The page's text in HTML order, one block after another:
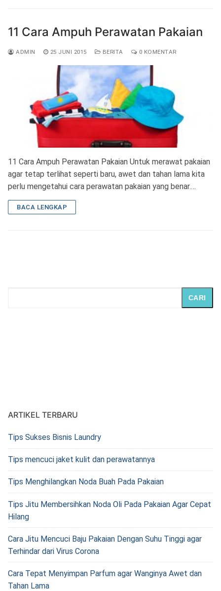
11 Cara Ampuh Perawatan Pakaian
ADMIN 25 JUNI 2015 BERITA 0 KOMENTAR
11 Cara Ampuh Perawatan Pakaian Untuk merawat pakaian
agar tetap terlihat seperti baru, awet dan tahan lama kita
perlu mengetahui cara perawatan pakaian yang benar.…
BACA LENGKAP
CARI
ARTIKEL TERBARU
Tips Sukses Bisnis Laundry
Tips mencuci jaket kulit dan perawatannya
Tips Menghilangkan Noda Buah Pada Pakaian
Tips Jitu Membersihkan Noda Oli Pada Pakaian Agar Cepat
Hilang
Cara Jitu Mencuci Baju Pakaian Dengan Suhu Tinggi agar
Terhindar dari Virus Corona
Cara Tepat Menyimpan Parfum agar Wanginya Awet dan
Tahan Lama